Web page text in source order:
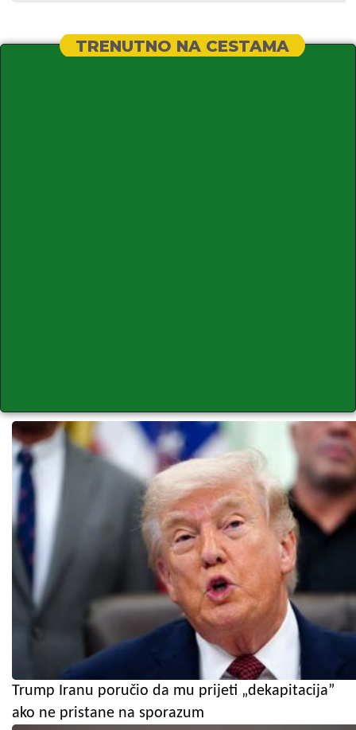
TRENUTNO NA CESTAMA
Trump Iranu poručio da mu prijeti „dekapitacija”
ako ne pristane na sporazum